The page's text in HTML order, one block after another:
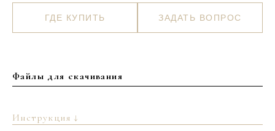
ГДЕ КУПИТЬ ЗАДАТЬ ВОПРОС
Файлы для скачивания
Инструкция ↓